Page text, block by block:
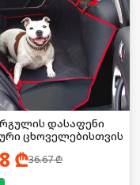
დასაფენი
ცხოველებისთვის
₾36.67₾